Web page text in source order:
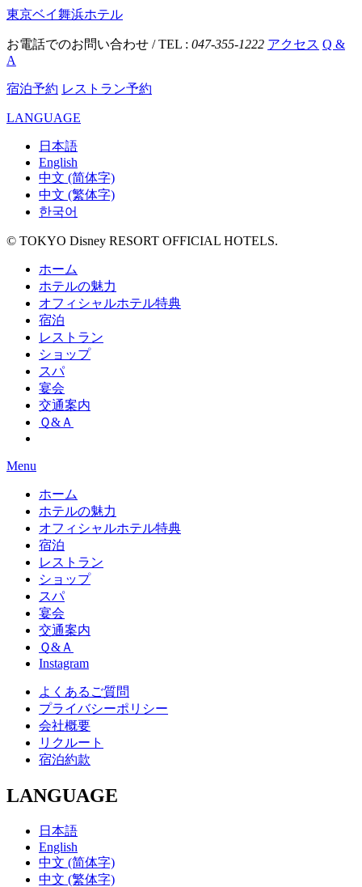
東京ベイ舞浜ホテル
お電話でのお問い合わせ / TEL : 047-355-1222 アクセス Q &
A
宿泊予約 レストラン予約
LANGUAGE
日本語
English
中文 (简体字)
中文 (繁体字)
한국어
© TOKYO Disney RESORT OFFICIAL HOTELS.
ホーム
ホテルの魅力
オフィシャルホテル特典
宿泊
レストラン
ショップ
スパ
宴会
交通案内
Ｑ&Ａ
Menu
ホーム
ホテルの魅力
オフィシャルホテル特典
宿泊
レストラン
ショップ
スパ
宴会
交通案内
Ｑ&Ａ
Instagram
よくあるご質問
プライバシーポリシー
会社概要
リクルート
宿泊約款
LANGUAGE
日本語
English
中文 (简体字)
中文 (繁体字)